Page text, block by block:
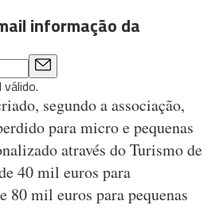
informação da
segundo a associação,
para micro e pequenas
através do Turismo de
40 mil euros para
80 mil euros para pequenas